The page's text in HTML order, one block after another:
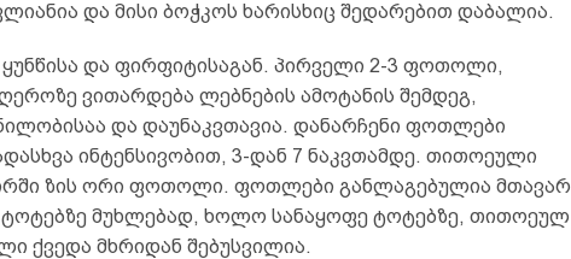
და მისი ბოჭკოს ხარისხიც შედარებით დაბალია.
და ფირფიტისაგან. პირველი 2-3 ფოთოლი,
ვითარდება ლებნების ამოტანის შემდეგ,
და დაუნაკვთავია. დანარჩენი ფოთლები
ინტენსივობით, 3-დან 7 ნაკვთამდე. თითოეული
ზის ორი ფოთოლი. ფოთლები განლაგებულია მთავარ
მუხლებად, ხოლო სანაყოფე ტოტებზე, თითოეულ
ქვედა მხრიდან შებუსვილია.